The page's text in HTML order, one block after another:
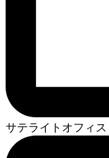
サテライトオフィス